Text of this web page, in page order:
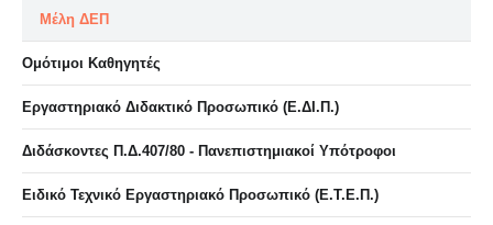
Μέλη ΔΕΠ
Ομότιμοι Καθηγητές
Εργαστηριακό Διδακτικό Προσωπικό (Ε.ΔΙ.Π.)
Διδάσκοντες Π.Δ.407/80 - Πανεπιστημιακοί Υπότροφοι
Ειδικό Τεχνικό Εργαστηριακό Προσωπικό (Ε.Τ.Ε.Π.)